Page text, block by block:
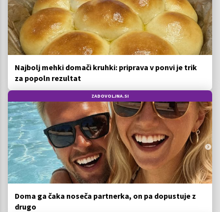
Najbolj mehki domači kruhki: priprava v ponvi je trik
za popoln rezultat
ZADOVOLJNA.SI
Doma ga čaka noseča partnerka, on pa dopustuje z
drugo